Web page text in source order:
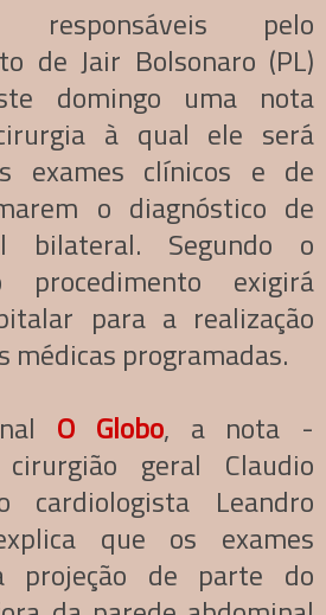
responsáveis pelo
de Jair Bolsonaro (PL)
domingo uma nota
à qual ele será
exames clínicos e de
o diagnóstico de
bilateral. Segundo o
procedimento exigirá
para a realização
médicas programadas.
O Globo, a nota -
geral Claudio
Leandro
que os exames
projeção de parte do